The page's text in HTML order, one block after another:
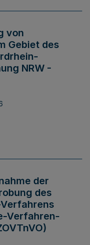
von
Gebiet des
NRW -
der
des
Verfahren-